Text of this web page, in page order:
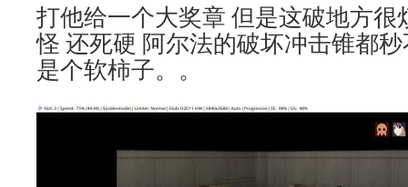
打他给一个大奖章 但是这破地方很
怪 还死硬 阿尔法的破坏冲击锥都
是个软柿子。。